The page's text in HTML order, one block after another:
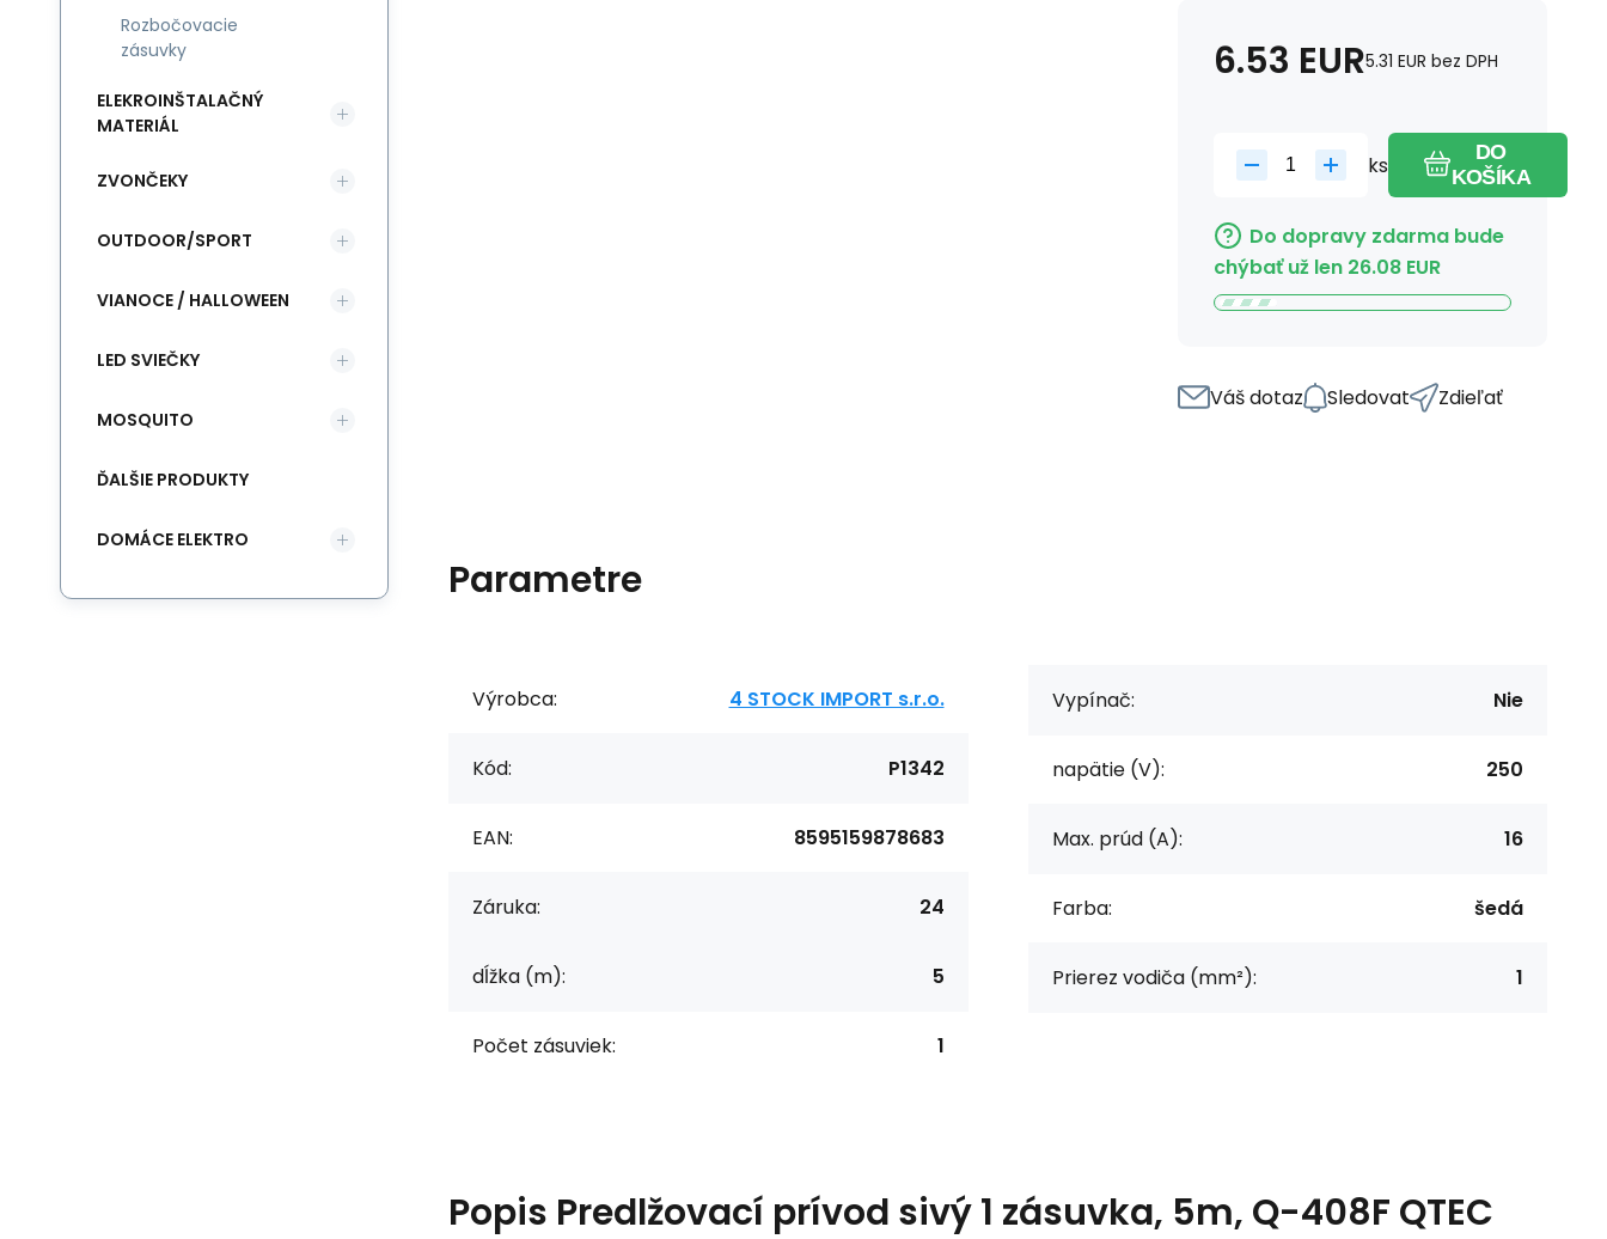
6.53 EUR5.31 EUR bez DPH
ks
DO
KOŠÍKA
Do dopravy zdarma bude
chýbať už len 26.08 EUR
Váš dotaz Sledovat Zdieľať
Parametre
Výrobca: 4 STOCK IMPORT s.r.o.
Kód: P1342
EAN: 8595159878683
Záruka: 24
dĺžka (m): 5
Počet zásuviek: 1
Vypínač: Nie
napätie (V): 250
Max. prúd (A): 16
Farba: šedá
Prierez vodiča (mm²): 1
Popis Predlžovací prívod sivý 1 zásuvka, 5m, Q-408F QTEC
Rozbočovacie
zásuvky
ELEKROINŠTALAČNÝ
MATERIÁL
ZVONČEKY
OUTDOOR/SPORT
VIANOCE / HALLOWEEN
LED SVIEČKY
MOSQUITO
ĎALŠIE PRODUKTY
DOMÁCE ELEKTRO